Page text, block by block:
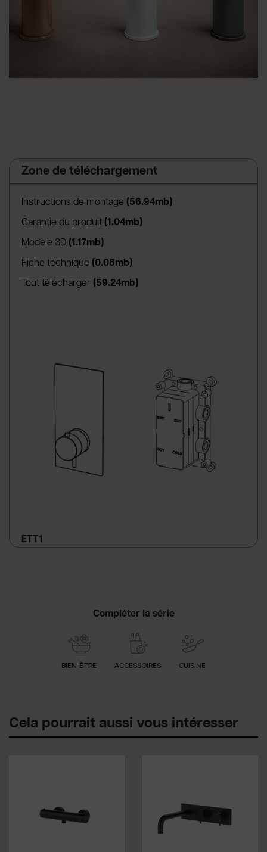
Zone de téléchargement
Instructions de montage (56.94mb)(apre in una nuova
Garantie du produit (1.04mb)(apre in una nuova scheda)
Modèle 3D (1.17mb)(apre in una nuova scheda)
Fiche technique (0.08mb)(apre in una nuova scheda)
Tout télécharger (59.24mb)
ETT1
Compléter la série
BIEN-ÊTRE ACCESSOIRES CUISINE
Cela pourrait aussi vous intéresser